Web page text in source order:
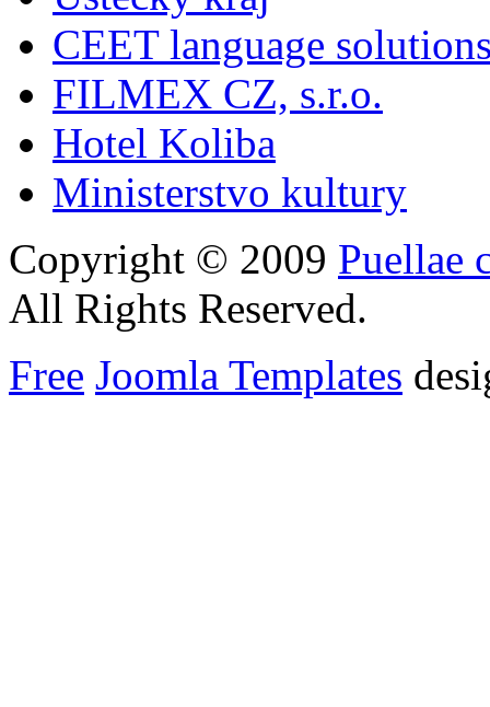
CEET language
FILMEX CZ, s.r.o.
Hotel Koliba
Ministerstvo kultury
Copyright © 2009 Puellae
All Rights Reserved.
Free Joomla Templates